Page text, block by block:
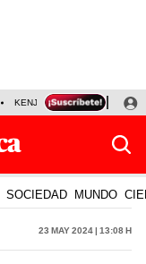
KENJI FUJIMORI
SOCIEDAD MUNDO
23 May 2024 | 13:08 h